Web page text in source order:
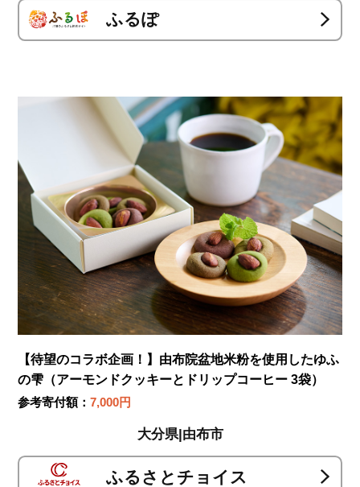
ふるぽ
【待望のコラボ企画！】由布院盆地米粉を使用したゆふ
の雫（アーモンドクッキーとドリップコーヒー 3袋）
参考寄付額：7,000円
大分県|由布市
ふるさとチョイス